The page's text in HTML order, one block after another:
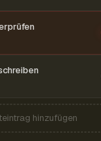
hinzufügen